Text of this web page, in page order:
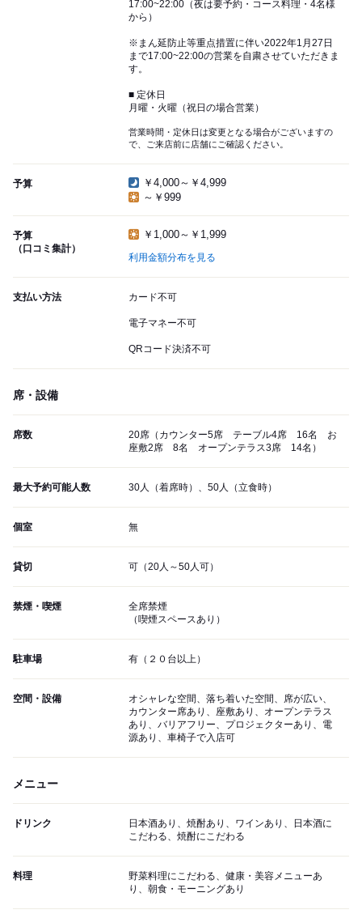
17:00~22:00（夜は要予約・コース料理・4名様
から）
※まん延防止等重点措置に伴い2022年1月27日
まで17:00~22:00の営業を自粛させていただきま
す。
■ 定休日
月曜・火曜（祝日の場合営業）
営業時間・定休日は変更となる場合がございますの
で、ご来店前に店舗にご確認ください。
予算
￥4,000～￥4,999
～￥999
予算
（口コミ集計）
￥1,000～￥1,999
利用金額分布を見る
支払い方法 カード不可
電子マネー不可
QRコード決済不可
席・設備
席数
20席（カウンター5席 テーブル4席 16名 お
座敷2席 8名 オープンテラス3席 14名）
最大予約可能人数 30人（着席時）、50人（立食時）
個室 無
貸切 可（20人～50人可）
禁煙・喫煙
全席禁煙
（喫煙スペースあり）
駐車場 有（２０台以上）
空間・設備
オシャレな空間、落ち着いた空間、席が広い、
カウンター席あり、座敷あり、オープンテラス
あり、バリアフリー、プロジェクターあり、電
源あり、車椅子で入店可
メニュー
ドリンク
日本酒あり、焼酎あり、ワインあり、日本酒に
こだわる、焼酎にこだわる
料理
野菜料理にこだわる、健康・美容メニューあ
り、朝食・モーニングあり